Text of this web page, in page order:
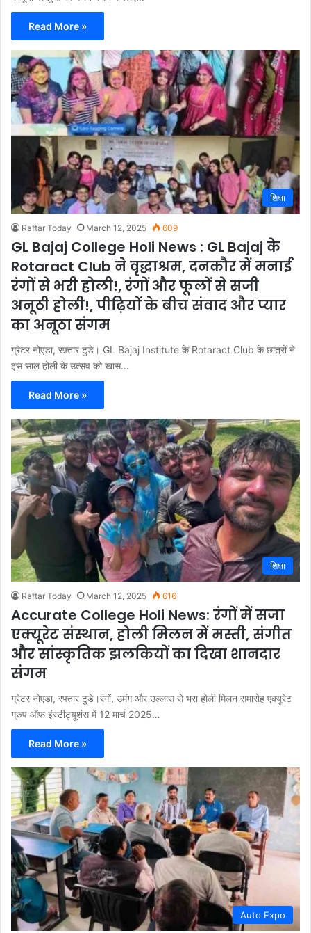
Read More »
शिक्षा
Raftar Today March 12, 2025 609
GL Bajaj College Holi News : GL Bajaj के
Rotaract Club ने वृद्धाश्रम, दनकौर में मनाई
रंगों से भरी होली!, रंगों और फूलों से सजी
अनूठी होली!, पीढ़ियों के बीच संवाद और प्यार
का अनूठा संगम
ग्रेटर नोएडा, रफ़्तार टुडे। GL Bajaj Institute के Rotaract Club के छात्रों ने
इस साल होली के उत्सव को खास…
Read More »
शिक्षा
Raftar Today March 12, 2025 616
Accurate College Holi News: रंगों में सजा
एक्यूरेट संस्थान, होली मिलन में मस्ती, संगीत
और सांस्कृतिक झलकियों का दिखा शानदार
संगम
ग्रेटर नोएडा, रफ्तार टुडे।रंगों, उमंग और उल्लास से भरा होली मिलन समारोह एक्यूरेट
ग्रुप ऑफ इंस्टीट्यूशंस में 12 मार्च 2025…
Read More »
Auto Expo